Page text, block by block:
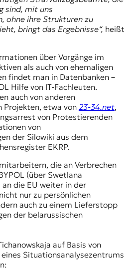
sind, mit uns
ohne ihre Strukturen zu
bringt das Ergebnisse“, heißt
über Vorgänge im
als auch von ehemaligen
findet man in Datenbanken –
Hilfe von IT-Fachleuten.
auch von anderen
Projekten, etwa von 23-34.net,
von Protestierenden
von
der Silowiki aus dem
EKRP.
die an Verbrechen
(über Swetlana
an die EU weiter in der
nur zu persönlichen
auch zu einem Lieferstopp
der belarussischen
auf Basis von
eines Situationsanalysezentrums